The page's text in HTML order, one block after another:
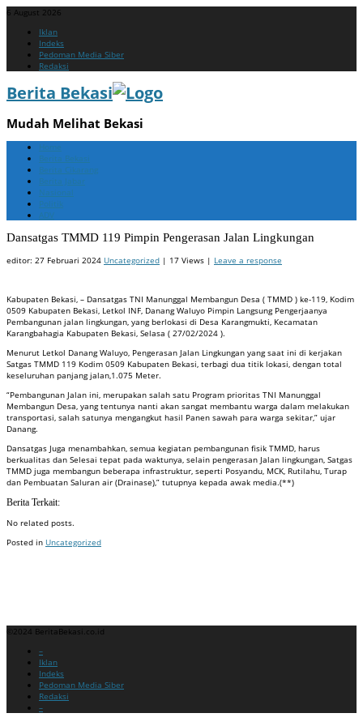
6 August 2026
Menu
content
Iklan
Indeks
Pedoman Media Siber
Redaksi
Berita Bekasi
Mudah Melihat Bekasi
Menu
content
Home
Berita Bekasi
Berita Cikarang
Berita Jabar
Nasional
Politik
ADV
Dansatgas TMMD 119 Pimpin Pengerasan Jalan Lingkungan
editor: 27 Februari 2024 Uncategorized | 17 Views | Leave a response
Kabupaten Bekasi, – Dansatgas TNI Manunggal Membangun Desa ( TMMD ) ke-119, Kodim
0509 Kabupaten Bekasi, Letkol INF, Danang Waluyo Pimpin Langsung Pengerjaanya
Pembangunan jalan lingkungan, yang berlokasi di Desa Karangmukti, Kecamatan
Karangbahagia Kabupaten Bekasi, Selasa ( 27/02/2024 ).
Menurut Letkol Danang Waluyo, Pengerasan Jalan Lingkungan yang saat ini di kerjakan
Satgas TMMD 119 Kodim 0509 Kabupaten Bekasi, terbagi dua titik lokasi, dengan total
keseluruhan panjang jalan,1.075 Meter.
“Pembangunan Jalan ini, merupakan salah satu Program prioritas TNI Manunggal
Membangun Desa, yang tentunya nanti akan sangat membantu warga dalam melakukan
transportasi, salah satunya mengangkut hasil Panen sawah para warga sekitar,” ujar
Danang.
Dansatgas Juga menambahkan, semua kegiatan pembangunan fisik TMMD, harus
berkualitas dan Selesai tepat pada waktunya, selain pengerasan Jalan lingkungan, Satgas
TMMD juga membangun beberapa infrastruktur, seperti Posyandu, MCK, Rutilahu, Turap
dan Pembuatan Saluran air (Drainase),” tutupnya kepada awak media.(**)
Berita Terkait:
No related posts.
Posted in Uncategorized
©2024 BeritaBekasi.co.id
Menu–
Iklan
Indeks
Pedoman Media Siber
Redaksi
–